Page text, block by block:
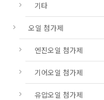
기타
오일 첨가제
엔진오일 첨가제
기어오일 첨가제
유압오일 첨가제